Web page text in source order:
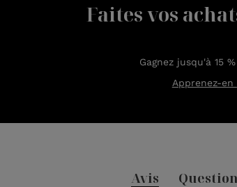
Faites vos
Gagnez jusqu'à 15
Apprenez-
Avis